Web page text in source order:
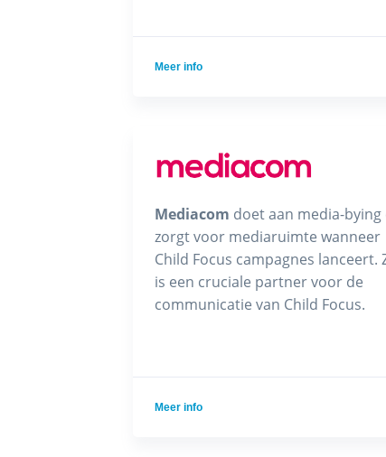
Meer info
Mediacom doet aan media-bying
zorgt voor mediaruimte wanneer
Child Focus campagnes lanceert.
is een cruciale partner voor de
communicatie van Child Focus.
Meer info